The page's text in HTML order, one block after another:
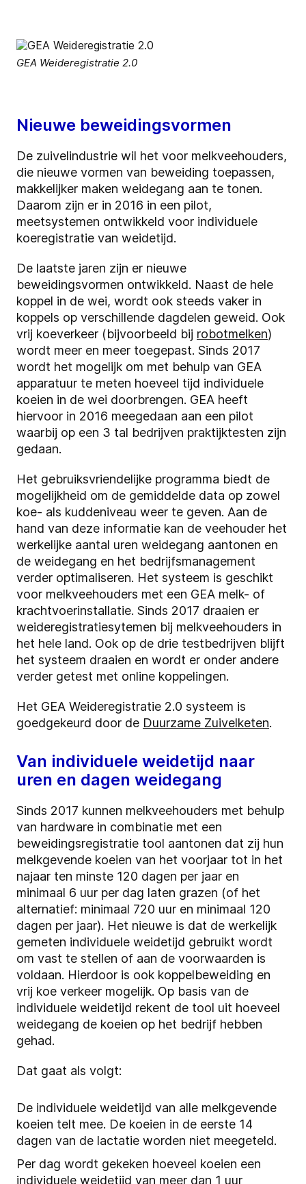
GEA Weideregistratie 2.0
Nieuwe beweidingsvormen
De zuivelindustrie wil het voor melkveehouders,
die nieuwe vormen van beweiding toepassen,
makkelijker maken weidegang aan te tonen.
Daarom zijn er in 2016 in een pilot,
meetsystemen ontwikkeld voor individuele
koeregistratie van weidetijd.
De laatste jaren zijn er nieuwe
beweidingsvormen ontwikkeld. Naast de hele
koppel in de wei, wordt ook steeds vaker in
koppels op verschillende dagdelen geweid. Ook
vrij koeverkeer (bijvoorbeeld bij robotmelken)
wordt meer en meer toegepast. Sinds 2017
wordt het mogelijk om met behulp van GEA
apparatuur te meten hoeveel tijd individuele
koeien in de wei doorbrengen. GEA heeft
hiervoor in 2016 meegedaan aan een pilot
waarbij op een 3 tal bedrijven praktijktesten zijn
gedaan.
Het gebruiksvriendelijke programma biedt de
mogelijkheid om de gemiddelde data op zowel
koe- als kuddeniveau weer te geven. Aan de
hand van deze informatie kan de veehouder het
werkelijke aantal uren weidegang aantonen en
de weidegang en het bedrijfsmanagement
verder optimaliseren. Het systeem is geschikt
voor melkveehouders met een GEA melk- of
krachtvoerinstallatie. Sinds 2017 draaien er
weideregistratiesytemen bij melkveehouders in
het hele land. Ook op de drie testbedrijven blijft
het systeem draaien en wordt er onder andere
verder getest met online koppelingen.
Het GEA Weideregistratie 2.0 systeem is
goedgekeurd door de Duurzame Zuivelketen.
Van individuele weidetijd naar
uren en dagen weidegang
Sinds 2017 kunnen melkveehouders met behulp
van hardware in combinatie met een
beweidingsregistratie tool aantonen dat zij hun
melkgevende koeien van het voorjaar tot in het
najaar ten minste 120 dagen per jaar en
minimaal 6 uur per dag laten grazen (of het
alternatief: minimaal 720 uur en minimaal 120
dagen per jaar). Het nieuwe is dat de werkelijk
gemeten individuele weidetijd gebruikt wordt
om vast te stellen of aan de voorwaarden is
voldaan. Hierdoor is ook koppelbeweiding en
vrij koe verkeer mogelijk. Op basis van de
individuele weidetijd rekent de tool uit hoeveel
weidegang de koeien op het bedrijf hebben
gehad.
Dat gaat als volgt:
De individuele weidetijd van alle melkgevende
koeien telt mee. De koeien in de eerste 14
dagen van de lactatie worden niet meegeteld.
Per dag wordt gekeken hoeveel koeien een
individuele weidetijd van meer dan 1 uur